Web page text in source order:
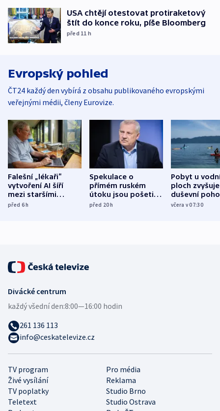
USA chtějí otestovat protiraketový
štít do konce roku, píše Bloomberg
před 11 h
Evropský pohled
ČT24 každý den vybírá z obsahu publikovaného evropskými
veřejnými médii, členy Eurovize.
Falešní „lékaři“
vytvoření AI šíří
mezi staršími
Poláky nebezpečné
před 6h
Spekulace o
přímém ruském
útoku jsou pošetilé,
míní estonský
před 20h
Pobyt u
ploch zvyšuje
duševní
ukázala
včera v 07:30
TV program
Pro média
Živé vysílání
Reklama
TV poplatky
Studio Brno
Teletext
Studio Ostrava
Divácké centrum
každý všední den:8:00—16:00 hodin
261 136 113
info@ceskatelevize.cz